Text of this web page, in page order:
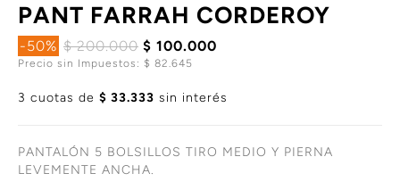
PANT FARRAH CORDEROY
-50% $ 200.000 $ 100.000
Precio sin Impuestos: $ 82.645
3 cuotas de $ 33.333 sin interés
PANTALÓN 5 BOLSILLOS TIRO MEDIO Y PIERNA
LEVEMENTE ANCHA.